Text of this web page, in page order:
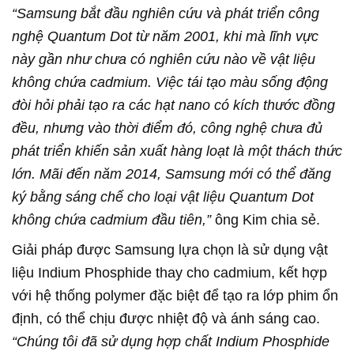
“Samsung bắt đầu nghiên cứu và phát triển công
nghệ Quantum Dot từ năm 2001, khi mà lĩnh vực
này gần như chưa có nghiên cứu nào về vật liệu
không chứa cadmium. Việc tái tạo màu sống động
đòi hỏi phải tạo ra các hạt nano có kích thước đồng
đều, nhưng vào thời điểm đó, công nghệ chưa đủ
phát triển khiến sản xuất hàng loạt là một thách thức
lớn. Mãi đến năm 2014, Samsung mới có thể đăng
ký bằng sáng chế cho loại vật liệu Quantum Dot
không chứa cadmium đầu tiên,”ông Kim chia sẻ.
Giải pháp được Samsung lựa chọn là sử dụng vật
liệu Indium Phosphide thay cho cadmium, kết hợp
với hệ thống polymer đặc biệt để tạo ra lớp phim ổn
định, có thể chịu được nhiệt độ và ánh sáng cao.
“Chúng tôi đã sử dụng hợp chất Indium Phosphide